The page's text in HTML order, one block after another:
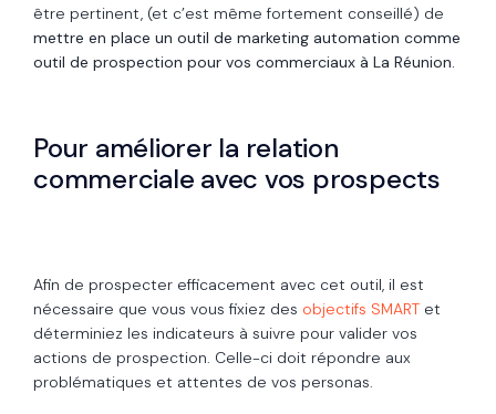
être pertinent, (et c’est même fortement conseillé) de
mettre en place un outil de marketing automation comme
outil de prospection pour vos commerciaux à La Réunion.
Pour améliorer la relation
commerciale avec vos prospects
Afin de prospecter efficacement avec cet outil, il est
nécessaire que vous vous fixiez des objectifs SMART et
déterminiez les indicateurs à suivre pour valider vos
actions de prospection. Celle-ci doit répondre aux
problématiques et attentes de vos personas.